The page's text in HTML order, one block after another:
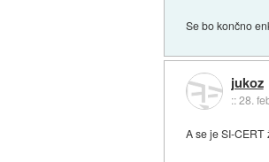
Se bo končno
jukoz
::28.
A se je SI-CERT